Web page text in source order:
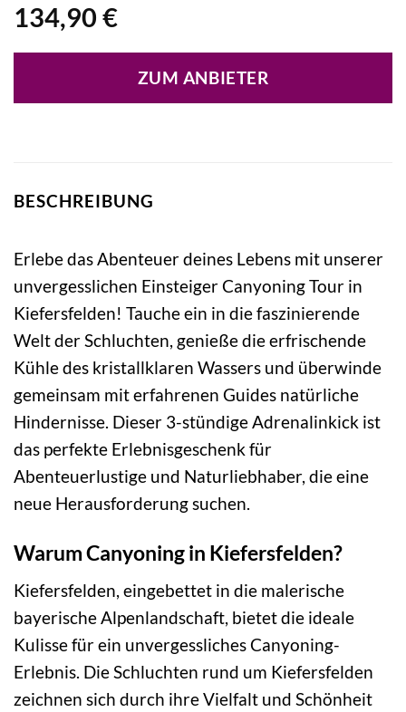
134,90 €
ZUM ANBIETER
BESCHREIBUNG
Erlebe das Abenteuer deines Lebens mit unserer
unvergesslichen Einsteiger Canyoning Tour in
Kiefersfelden! Tauche ein in die faszinierende
Welt der Schluchten, genieße die erfrischende
Kühle des kristallklaren Wassers und überwinde
gemeinsam mit erfahrenen Guides natürliche
Hindernisse. Dieser 3-stündige Adrenalinkick ist
das perfekte Erlebnisgeschenk für
Abenteuerlustige und Naturliebhaber, die eine
neue Herausforderung suchen.
Warum Canyoning in Kiefersfelden?
Kiefersfelden, eingebettet in die malerische
bayerische Alpenlandschaft, bietet die ideale
Kulisse für ein unvergessliches Canyoning-
Erlebnis. Die Schluchten rund um Kiefersfelden
zeichnen sich durch ihre Vielfalt und Schönheit